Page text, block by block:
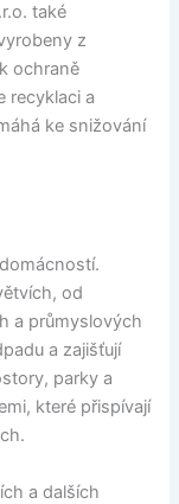
také
z
ochraně
recyklaci a
ke snižování
od
a průmyslových
a zajišťují
parky a
které přispívají
a dalších